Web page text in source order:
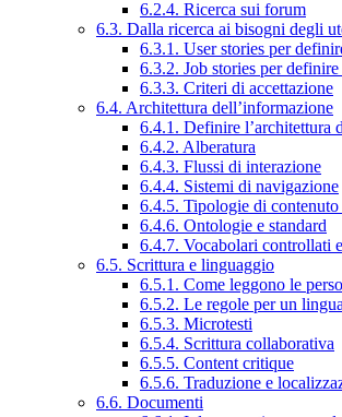
6.2.4. Ricerca sui forum
6.3. Dalla ricerca ai bisogni degli
6.3.1. User stories per
6.3.2. Job stories per
6.3.3. Criteri di accettazione
6.4. Architettura dell’informazione
6.4.1. Definire l’architettura
6.4.2. Alberatura
6.4.3. Flussi di interazione
6.4.4. Sistemi di navigazione
6.4.5. Tipologie di
6.4.6. Ontologie e standard
6.4.7. Vocabolari controllati
6.5. Scrittura e linguaggio
6.5.1. Come leggono le
6.5.2. Le regole per un
6.5.3. Microtesti
6.5.4. Scrittura collaborativa
6.5.5. Content critique
6.5.6. Traduzione e
6.6. Documenti